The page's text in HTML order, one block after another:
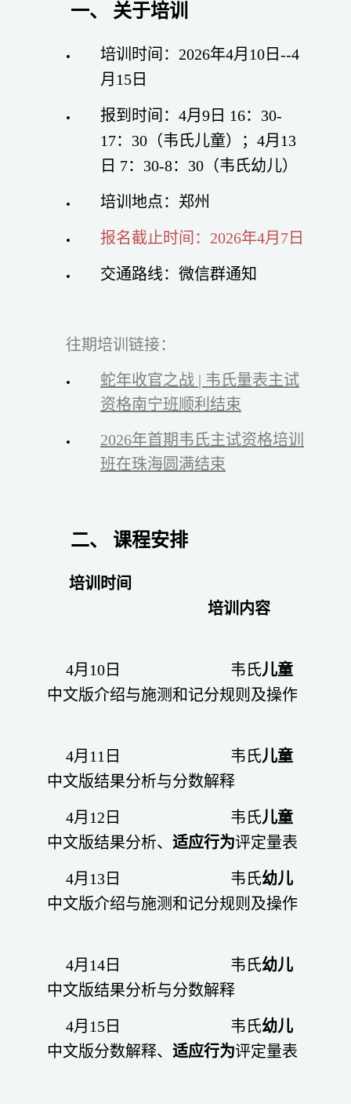
一、 关于培训
培训时间：2026年4月10日--4
月15日
报到时间：4月9日 16：30-
17：30（韦氏儿童）；4月13
日 7：30-8：30（韦氏幼儿）
培训地点：郑州
报名截止时间：2026年4月7日
交通路线：微信群通知
往期培训链接：
蛇年收官之战 | 韦氏量表主试
资格南宁班顺利结束
2026年首期韦氏主试资格培训
班在珠海圆满结束
二、 课程安排
培训时间
培训内容
4月10日 韦氏儿童
中文版介绍与施测和记分规则及操作
4月11日 韦氏儿童
中文版结果分析与分数解释
4月12日 韦氏儿童
中文版结果分析、 适应行为评定量表
4月13日 韦氏幼儿
中文版介绍与施测和记分规则及操作
4月14日 韦氏幼儿
中文版结果分析与分数解释
4月15日 韦氏幼儿
中文版分数解释、 适应行为评定量表